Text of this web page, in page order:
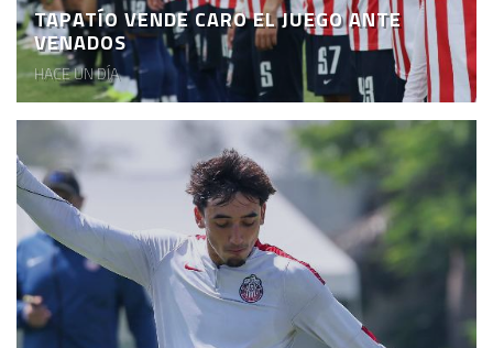
TAPATÍO VENDE CARO EL JUEGO ANTE
VENADOS
HACE UN DÍA